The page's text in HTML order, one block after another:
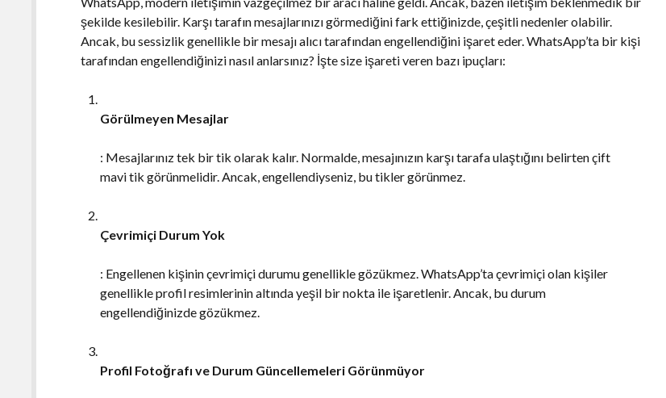
şekilde kesilebilir. Karşı tarafın mesajlarınızı görmediğini fark ettiğinizde, çeşitli nedenler olabilir.
Ancak, bu sessizlik genellikle bir mesajı alıcı tarafından engellendiğini işaret eder. WhatsApp’ta bir kişi
tarafından engellendiğinizi nasıl anlarsınız? İşte size işareti veren bazı ipuçları:
Görülmeyen Mesajlar
: Mesajlarınız tek bir tik olarak kalır. Normalde, mesajınızın karşı tarafa ulaştığını belirten çift
mavi tik görünmelidir. Ancak, engellendiyseniz, bu tikler görünmez.
Çevrimiçi Durum Yok
: Engellenen kişinin çevrimiçi durumu genellikle gözükmez. WhatsApp’ta çevrimiçi olan kişiler
genellikle profil resimlerinin altında yeşil bir nokta ile işaretlenir. Ancak, bu durum
engellendiğinizde gözükmez.
Profil Fotoğrafı ve Durum Güncellemeleri Görünmüyor